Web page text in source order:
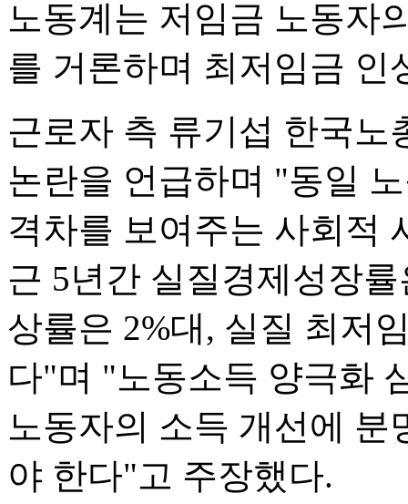
노동계는 저임금 노동자
를 거론하며 최저임금 인
근로자 측 류기섭 한국노
논란을 언급하며 "동일
격차를 보여주는 사회적
근 5년간 실질경제성장
상률은 2%대, 실질 최저
다"며 "노동소득 양극화
노동자의 소득 개선에 분
야 한다"고 주장했다.